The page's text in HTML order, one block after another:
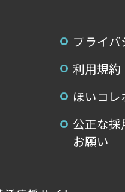
プライ
利用規約
ほいコ
公正な
お願い